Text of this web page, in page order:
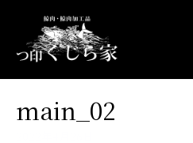
main_02